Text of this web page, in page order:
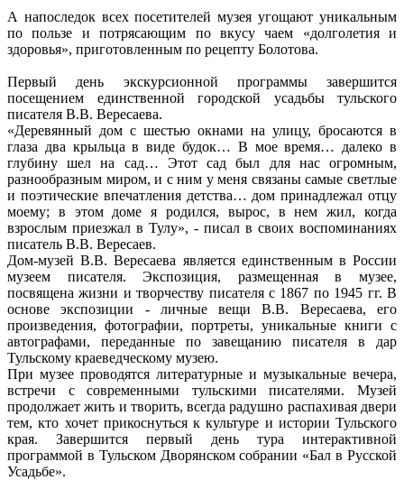
А напоследок всех посетителей музея угощают уникальным
по пользе и потрясающим по вкусу чаем «долголетия и
здоровья», приготовленным по рецепту Болотова.
Первый день экскурсионной программы завершится
посещением единственной городской усадьбы тульского
писателя В.В. Вересаева.
«Деревянный дом с шестью окнами на улицу, бросаются в
глаза два крыльца в виде будок… В мое время… далеко в
глубину шел на сад… Этот сад был для нас огромным,
разнообразным миром, и с ним у меня связаны самые светлые
и поэтические впечатления детства… дом принадлежал отцу
моему; в этом доме я родился, вырос, в нем жил, когда
взрослым приезжал в Тулу», - писал в своих воспоминаниях
писатель В.В. Вересаев.
Дом-музей В.В. Вересаева является единственным в России
музеем писателя. Экспозиция, размещенная в музее,
посвящена жизни и творчеству писателя с 1867 по 1945 гг. В
основе экспозиции - личные вещи В.В. Вересаева, его
произведения, фотографии, портреты, уникальные книги с
автографами, переданные по завещанию писателя в дар
Тульскому краеведческому музею.
При музее проводятся литературные и музыкальные вечера,
встречи с современными тульскими писателями. Музей
продолжает жить и творить, всегда радушно распахивая двери
тем, кто хочет прикоснуться к культуре и истории Тульского
края. Завершится первый день тура интерактивной
программой в Тульском Дворянском собрании «Бал в Русской
Усадьбе».